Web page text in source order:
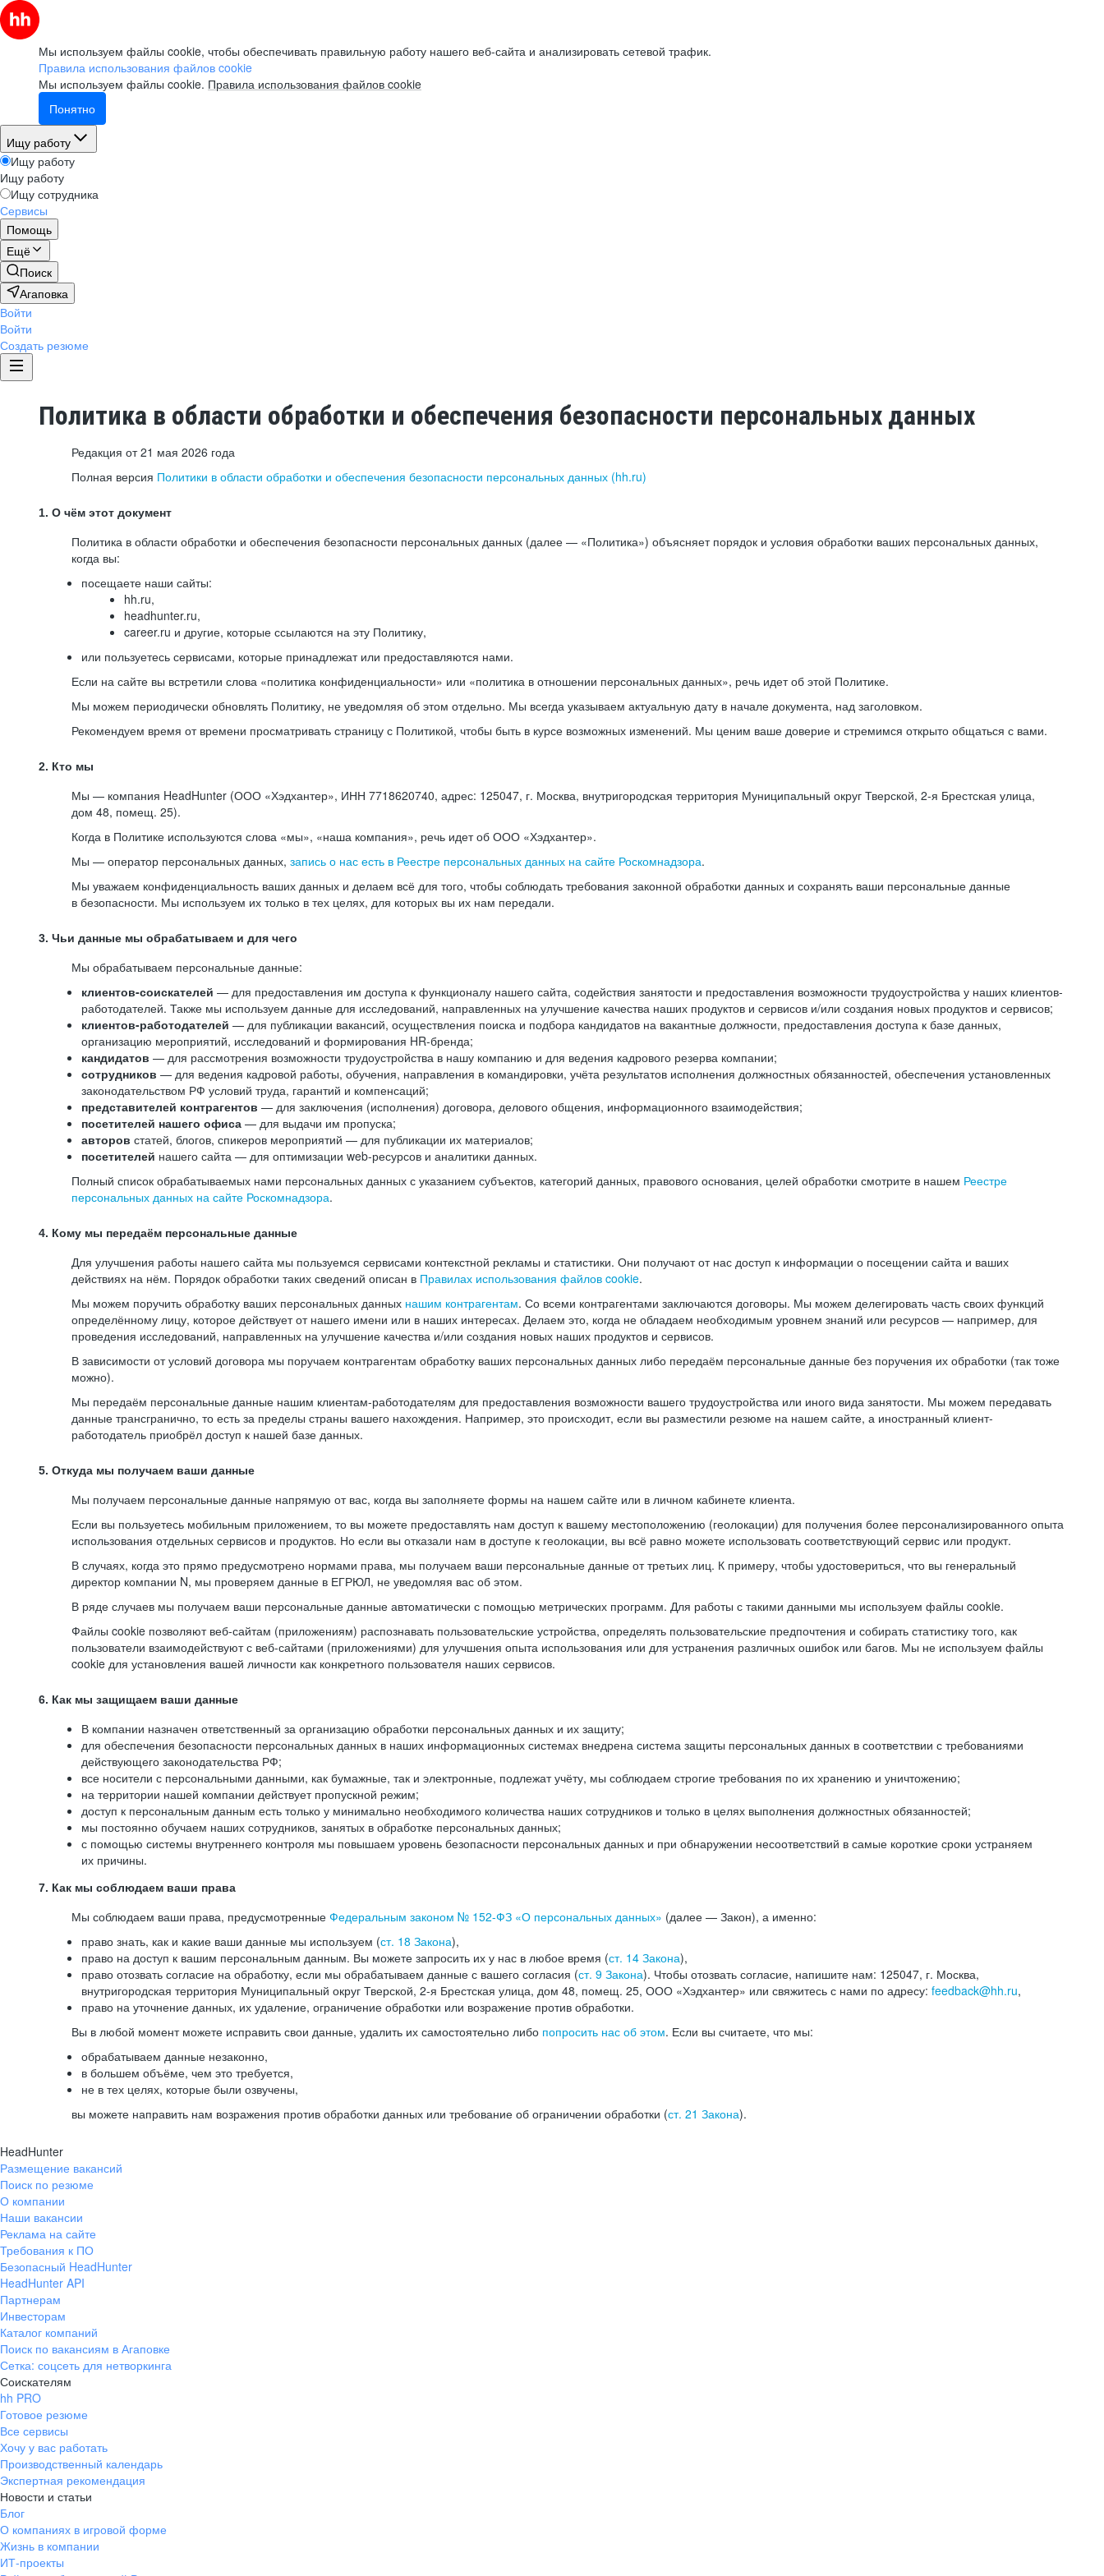
Мы используем файлы cookie, чтобы обеспечивать правильную работу нашего веб-сайта и анализировать сетевой трафик.
Правила использования файлов cookie
Мы используем файлы cookie. Правила использования файлов cookie
Понятно
Ищу работу
Ищу работу
Ищу работу
Ищу сотрудника
Сервисы
Помощь
Ещё
Поиск
Агаповка
Войти
Войти
Создать резюме
Политика в области обработки и обеспечения безопасности персональных данных
Редакция от 21 мая 2026 года
Полная версия Политики в области обработки и обеспечения безопасности персональных данных (hh.ru)
1. О чём этот документ
Политика в области обработки и обеспечения безопасности персональных данных (далее — «Политика») объясняет порядок и условия обработки ваших персональных данных,
когда вы:
посещаете наши сайты:
hh.ru,
headhunter.ru,
career.ru и другие, которые ссылаются на эту Политику,
или пользуетесь сервисами, которые принадлежат или предоставляются нами.
Если на сайте вы встретили слова «политика конфиденциальности» или «политика в отношении персональных данных», речь идет об этой Политике.
Мы можем периодически обновлять Политику, не уведомляя об этом отдельно. Мы всегда указываем актуальную дату в начале документа, над заголовком.
Рекомендуем время от времени просматривать страницу с Политикой, чтобы быть в курсе возможных изменений. Мы ценим ваше доверие и стремимся открыто общаться с вами.
2. Кто мы
Мы — компания HeadHunter (ООО «Хэдхантер», ИНН 7718620740, адрес: 125047, г. Москва, внутригородская территория Муниципальный округ Тверской, 2-я Брестская улица,
дом 48, помещ. 25).
Когда в Политике используются слова «мы», «наша компания», речь идет об ООО «Хэдхантер».
Мы — оператор персональных данных, запись о нас есть в Реестре персональных данных на сайте Роскомнадзора.
Мы уважаем конфиденциальность ваших данных и делаем всё для того, чтобы соблюдать требования законной обработки данных и сохранять ваши персональные данные
в безопасности. Мы используем их только в тех целях, для которых вы их нам передали.
3. Чьи данные мы обрабатываем и для чего
Мы обрабатываем персональные данные:
клиентов-соискателей — для предоставления им доступа к функционалу нашего сайта, содействия занятости и предоставления возможности трудоустройства у наших клиентов-
работодателей. Также мы используем данные для исследований, направленных на улучшение качества наших продуктов и сервисов и/или создания новых продуктов и сервисов;
клиентов-работодателей — для публикации вакансий, осуществления поиска и подбора кандидатов на вакантные должности, предоставления доступа к базе данных,
организацию мероприятий, исследований и формирования HR-бренда;
кандидатов — для рассмотрения возможности трудоустройства в нашу компанию и для ведения кадрового резерва компании;
сотрудников — для ведения кадровой работы, обучения, направления в командировки, учёта результатов исполнения должностных обязанностей, обеспечения установленных
законодательством РФ условий труда, гарантий и компенсаций;
представителей контрагентов — для заключения (исполнения) договора, делового общения, информационного взаимодействия;
посетителей нашего офиса — для выдачи им пропуска;
авторов статей, блогов, спикеров мероприятий — для публикации их материалов;
посетителей нашего сайта — для оптимизации web-ресурсов и аналитики данных.
Полный список обрабатываемых нами персональных данных с указанием субъектов, категорий данных, правового основания, целей обработки смотрите в нашем Реестре
персональных данных на сайте Роскомнадзора.
4. Кому мы передаём персональные данные
Для улучшения работы нашего сайта мы пользуемся сервисами контекстной рекламы и статистики. Они получают от нас доступ к информации о посещении сайта и ваших
действиях на нём. Порядок обработки таких сведений описан в Правилах использования файлов cookie.
Мы можем поручить обработку ваших персональных данных нашим контрагентам. Со всеми контрагентами заключаются договоры. Мы можем делегировать часть своих функций
определённому лицу, которое действует от нашего имени или в наших интересах. Делаем это, когда не обладаем необходимым уровнем знаний или ресурсов — например, для
проведения исследований, направленных на улучшение качества и/или создания новых наших продуктов и сервисов.
В зависимости от условий договора мы поручаем контрагентам обработку ваших персональных данных либо передаём персональные данные без поручения их обработки (так тоже
можно).
Мы передаём персональные данные нашим клиентам-работодателям для предоставления возможности вашего трудоустройства или иного вида занятости. Мы можем передавать
данные трансгранично, то есть за пределы страны вашего нахождения. Например, это происходит, если вы разместили резюме на нашем сайте, а иностранный клиент-
работодатель приобрёл доступ к нашей базе данных.
5. Откуда мы получаем ваши данные
Мы получаем персональные данные напрямую от вас, когда вы заполняете формы на нашем сайте или в личном кабинете клиента.
Если вы пользуетесь мобильным приложением, то вы можете предоставлять нам доступ к вашему местоположению (геолокации) для получения более персонализированного опыта
использования отдельных сервисов и продуктов. Но если вы отказали нам в доступе к геолокации, вы всё равно можете использовать соответствующий сервис или продукт.
В случаях, когда это прямо предусмотрено нормами права, мы получаем ваши персональные данные от третьих лиц. К примеру, чтобы удостовериться, что вы генеральный
директор компании N, мы проверяем данные в ЕГРЮЛ, не уведомляя вас об этом.
В ряде случаев мы получаем ваши персональные данные автоматически с помощью метрических программ. Для работы с такими данными мы используем файлы cookie.
Файлы cookie позволяют веб-сайтам (приложениям) распознавать пользовательские устройства, определять пользовательские предпочтения и собирать статистику того, как
пользователи взаимодействуют с веб-сайтами (приложениями) для улучшения опыта использования или для устранения различных ошибок или багов. Мы не используем файлы
cookie для установления вашей личности как конкретного пользователя наших сервисов.
6. Как мы защищаем ваши данные
В компании назначен ответственный за организацию обработки персональных данных и их защиту;
для обеспечения безопасности персональных данных в наших информационных системах внедрена система защиты персональных данных в соответствии с требованиями
действующего законодательства РФ;
все носители с персональными данными, как бумажные, так и электронные, подлежат учёту, мы соблюдаем строгие требования по их хранению и уничтожению;
на территории нашей компании действует пропускной режим;
доступ к персональным данным есть только у минимально необходимого количества наших сотрудников и только в целях выполнения должностных обязанностей;
мы постоянно обучаем наших сотрудников, занятых в обработке персональных данных;
с помощью системы внутреннего контроля мы повышаем уровень безопасности персональных данных и при обнаружении несоответствий в самые короткие сроки устраняем
их причины.
7. Как мы соблюдаем ваши права
Мы соблюдаем ваши права, предусмотренные Федеральным законом № 152-ФЗ «О персональных данных» (далее — Закон), а именно:
право знать, как и какие ваши данные мы используем (ст. 18 Закона),
право на доступ к вашим персональным данным. Вы можете запросить их у нас в любое время (ст. 14 Закона),
право отозвать согласие на обработку, если мы обрабатываем данные с вашего согласия (ст. 9 Закона). Чтобы отозвать согласие, напишите нам: 125047, г. Москва,
внутригородская территория Муниципальный округ Тверской, 2-я Брестская улица, дом 48, помещ. 25, ООО «Хэдхантер» или свяжитесь с нами по адресу: feedback@hh.ru,
право на уточнение данных, их удаление, ограничение обработки или возражение против обработки.
Вы в любой момент можете исправить свои данные, удалить их самостоятельно либо попросить нас об этом. Если вы считаете, что мы:
обрабатываем данные незаконно,
в большем объёме, чем это требуется,
не в тех целях, которые были озвучены,
вы можете направить нам возражения против обработки данных или требование об ограничении обработки (ст. 21 Закона).
HeadHunter
Размещение вакансий
Поиск по резюме
О компании
Наши вакансии
Реклама на сайте
Требования к ПО
Безопасный HeadHunter
HeadHunter API
Партнерам
Инвесторам
Каталог компаний
Поиск по вакансиям в Агаповке
Сетка: соцсеть для нетворкинга
Соискателям
hh PRO
Готовое резюме
Все сервисы
Хочу у вас работать
Производственный календарь
Экспертная рекомендация
Новости и статьи
Блог
О компаниях в игровой форме
Жизнь в компании
ИТ-проекты